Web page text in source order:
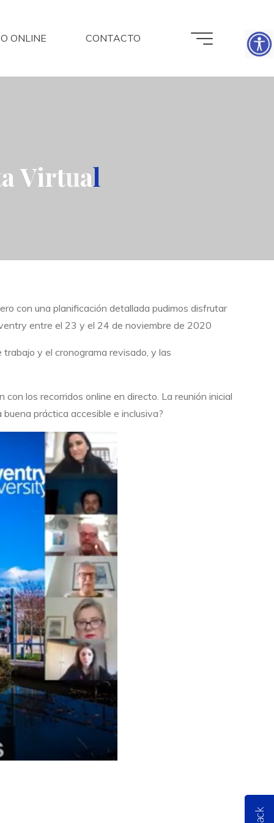
ONLINE CONTACTO
aVirtual
con una planificación detallada pudimos disfrutar
entre el 23 y el 24 de noviembre de 2020
y el cronograma revisado, y las
los recorridos online en directo. La reunión inicial
práctica accesible e inclusiva?